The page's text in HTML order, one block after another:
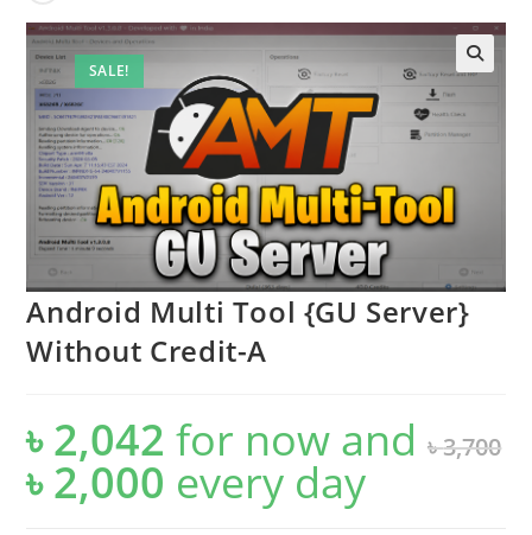
SALE!
Android Multi Tool {GU Server}
Without Credit-A
৳2,042 for now and৳3,700
Original
price
was:
৳2,000 price
is:every day